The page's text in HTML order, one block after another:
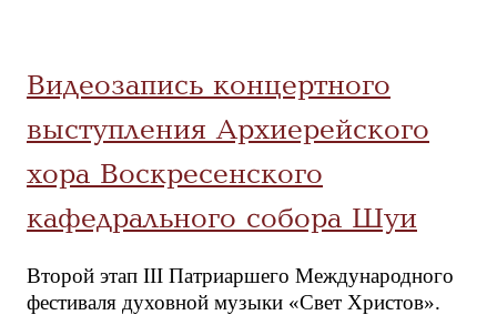
Видеозапись концертного
выступления Архиерейского
хора Воскресенского
кафедрального собора Шуи
Второй этап III Патриаршего Международного
фестиваля духовной музыки «Свет Христов».